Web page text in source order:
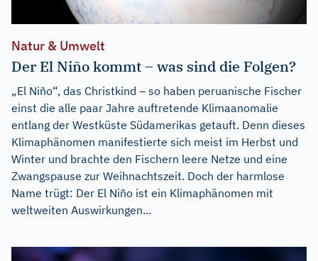
Natur & Umwelt
Der El Niño kommt – was sind die Folgen?
„El Niño“, das Christkind – so haben peruanische Fischer
einst die alle paar Jahre auftretende Klimaanomalie
entlang der Westküste Südamerikas getauft. Denn dieses
Klimaphänomen manifestierte sich meist im Herbst und
Winter und brachte den Fischern leere Netze und eine
Zwangspause zur Weihnachtszeit. Doch der harmlose
Name trügt: Der El Niño ist ein Klimaphänomen mit
weltweiten Auswirkungen...